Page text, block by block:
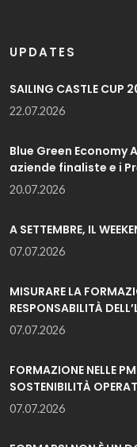
UPDATES
SAILING CASTLE CUP
22.07.2026
Blue Green Economy
aziende finaliste e i
20.07.2026
A SETTEMBRE, IL
07.07.2026
MISURARE LA
RESPONSABILITÀ
07.07.2026
FORMAZIONE NELLE
SOSTENIBILITÀ
07.07.2026